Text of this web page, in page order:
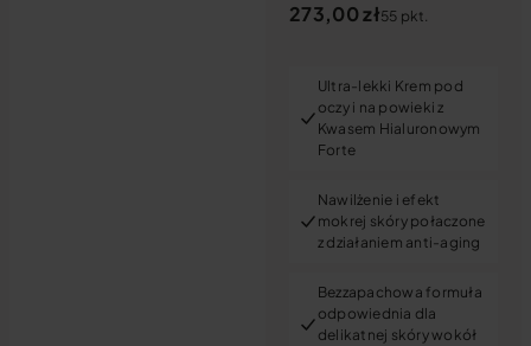
273,00zł55 pkt.
Ultra-lekki Krem pod
oczy i na powieki z
Kwasem Hialuronowym
Forte
Nawilżenie i efekt
mokrej skóry połaczone
z działaniem anti-aging
Bezzapachowa formuła
odpowiednia dla
delikatnej skóry wokół